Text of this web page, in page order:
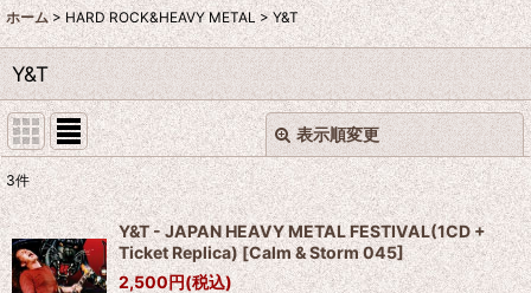
ホーム > HARD ROCK&HEAVY METAL > Y&T
Y&T
表示順変更
表示数:
並び順:
閉じる
3件
Y&T - JAPAN HEAVY METAL FESTIVAL(1CD +
Ticket Replica) [Calm & Storm 045]
2,500円(税込)